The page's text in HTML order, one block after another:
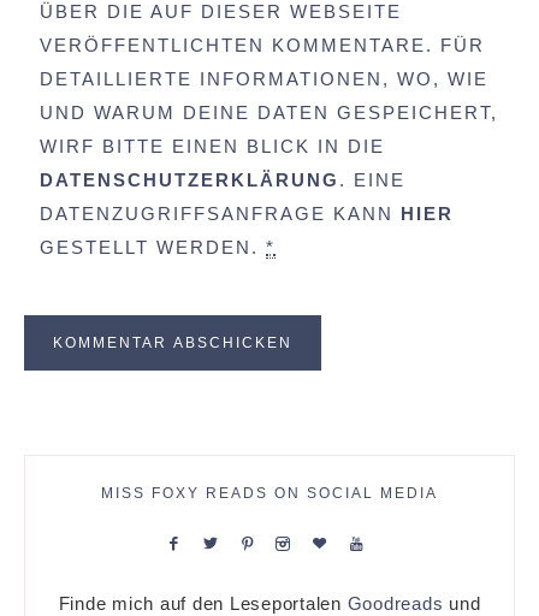
ÜBER DIE AUF DIESER WEBSEITE
VERÖFFENTLICHTEN KOMMENTARE. FÜR
DETAILLIERTE INFORMATIONEN, WO, WIE
UND WARUM DEINE DATEN GESPEICHERT,
WIRF BITTE EINEN BLICK IN DIE
DATENSCHUTZERKLÄRUNG . EINE
DATENZUGRIFFSANFRAGE KANN HIER
GESTELLT WERDEN. *
MISS FOXY READS ON SOCIAL MEDIA
Finde mich auf den Leseportalen Goodreads und